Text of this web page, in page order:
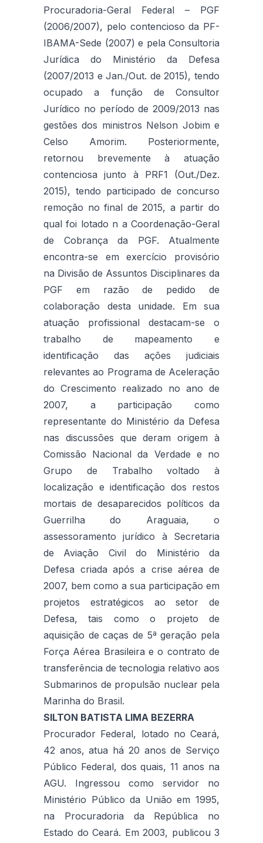
Procuradoria-Geral Federal – PGF
(2006/2007), pelo contencioso da PF-
IBAMA-Sede (2007) e pela Consultoria
Jurídica do Ministério da Defesa
(2007/2013 e Jan./Out. de 2015), tendo
ocupado a função de Consultor
Jurídico no período de 2009/2013 nas
gestões dos ministros Nelson Jobim e
Celso Amorim. Posteriormente,
retornou brevemente à atuação
contenciosa junto à PRF1 (Out./Dez.
2015), tendo participado de concurso
remoção no final de 2015, a partir do
qual foi lotado n a Coordenação-Geral
de Cobrança da PGF. Atualmente
encontra-se em exercício provisório
na Divisão de Assuntos Disciplinares da
PGF em razão de pedido de
colaboração desta unidade. Em sua
atuação profissional destacam-se o
trabalho de mapeamento e
identificação das ações judiciais
relevantes ao Programa de Aceleração
do Crescimento realizado no ano de
2007, a participação como
representante do Ministério da Defesa
nas discussões que deram origem à
Comissão Nacional da Verdade e no
Grupo de Trabalho voltado à
localização e identificação dos restos
mortais de desaparecidos políticos da
Guerrilha do Araguaia, o
assessoramento jurídico à Secretaria
de Aviação Civil do Ministério da
Defesa criada após a crise aérea de
2007, bem como a sua participação em
projetos estratégicos ao setor de
Defesa, tais como o projeto de
aquisição de caças de 5ª geração pela
Força Aérea Brasileira e o contrato de
transferência de tecnologia relativo aos
Submarinos de propulsão nuclear pela
Marinha do Brasil.
SILTON BATISTA LIMA BEZERRA
Procurador Federal, lotado no Ceará,
42 anos, atua há 20 anos de Serviço
Público Federal, dos quais, 11 anos na
AGU. Ingressou como servidor no
Ministério Público da União em 1995,
na Procuradoria da República no
Estado do Ceará. Em 2003, publicou 3